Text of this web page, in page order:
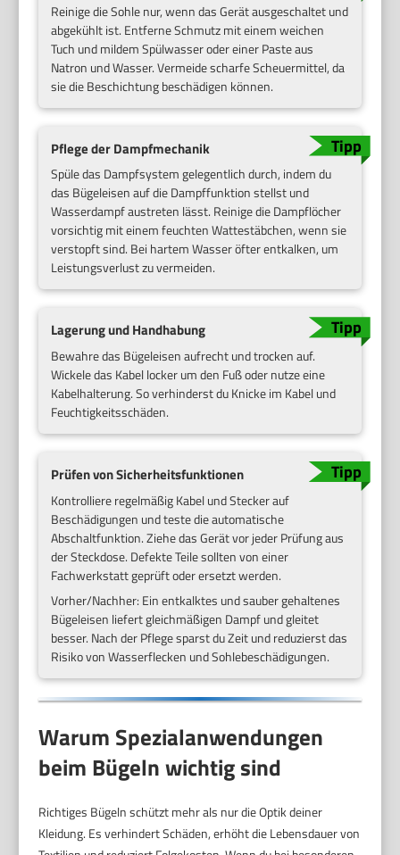
Reinige die Sohle nur, wenn das Gerät ausgeschaltet und
abgekühlt ist. Entferne Schmutz mit einem weichen
Tuch und mildem Spülwasser oder einer Paste aus
Natron und Wasser. Vermeide scharfe Scheuermittel, da
sie die Beschichtung beschädigen können.
Pflege der Dampfmechanik
Spüle das Dampfsystem gelegentlich durch, indem du
das Bügeleisen auf die Dampffunktion stellst und
Wasserdampf austreten lässt. Reinige die Dampflöcher
vorsichtig mit einem feuchten Wattestäbchen, wenn sie
verstopft sind. Bei hartem Wasser öfter entkalken, um
Leistungsverlust zu vermeiden.
Lagerung und Handhabung
Bewahre das Bügeleisen aufrecht und trocken auf.
Wickele das Kabel locker um den Fuß oder nutze eine
Kabelhalterung. So verhinderst du Knicke im Kabel und
Feuchtigkeitsschäden.
Prüfen von Sicherheitsfunktionen
Kontrolliere regelmäßig Kabel und Stecker auf
Beschädigungen und teste die automatische
Abschaltfunktion. Ziehe das Gerät vor jeder Prüfung aus
der Steckdose. Defekte Teile sollten von einer
Fachwerkstatt geprüft oder ersetzt werden.
Vorher/Nachher: Ein entkalktes und sauber gehaltenes
Bügeleisen liefert gleichmäßigen Dampf und gleitet
besser. Nach der Pflege sparst du Zeit und reduzierst das
Risiko von Wasserflecken und Sohlebeschädigungen.
Warum Spezialanwendungen
beim Bügeln wichtig sind
Richtiges Bügeln schützt mehr als nur die Optik deiner
Kleidung. Es verhindert Schäden, erhöht die Lebensdauer von